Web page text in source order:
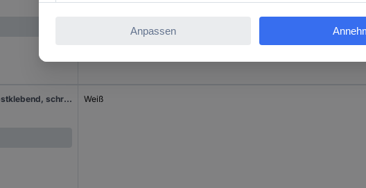
Quadrios 24CA440 Befestigungssockel selbstklebend, schraubbar 24CA440 Weiß 50 St. Weiß